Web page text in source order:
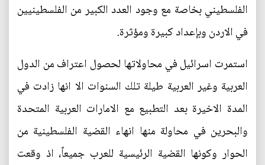
الفلسطيني بخاصة مع وجود العدد الكبير من الفلسطينيين
في الاردن وبإعداد كبيرة ومؤثرة.
استمرت اسرائيل في محاولاتها لحصول اعتراف من الدول
العربية وغير العربية طيلة تلك السنوات الا انها زادت في
المدة الاخيرة بعد التطبيع مع الامارات العربية المتحدة
والبحرين في محاولة منها انهاء القضية الفلسطينية من
الحوار وكونها القضية الرئيسية للعرب جميعاً، اذ وقعت